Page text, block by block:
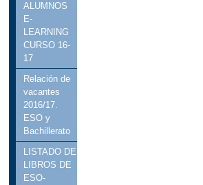
ALUMNOS
E-
LEARNING
CURSO 16-
17
Relación de
vacantes
2016/17.
ESO y
Bachillerato
LISTADO DE
LIBROS DE
ESO-